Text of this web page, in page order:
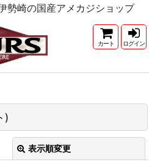
勢崎の国産アメカジショップ
カート ログイン
)
表示順変更